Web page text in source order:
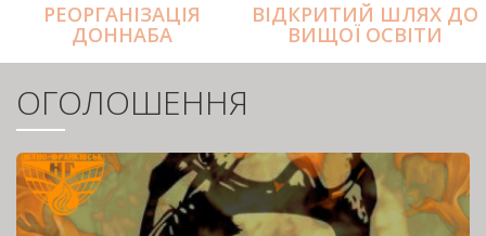
РЕОРГАНІЗАЦІЯ
ДОННАБА
ВІДКРИТИЙ ШЛЯХ ДО
ВИЩОЇ ОСВІТИ
ОГОЛОШЕННЯ